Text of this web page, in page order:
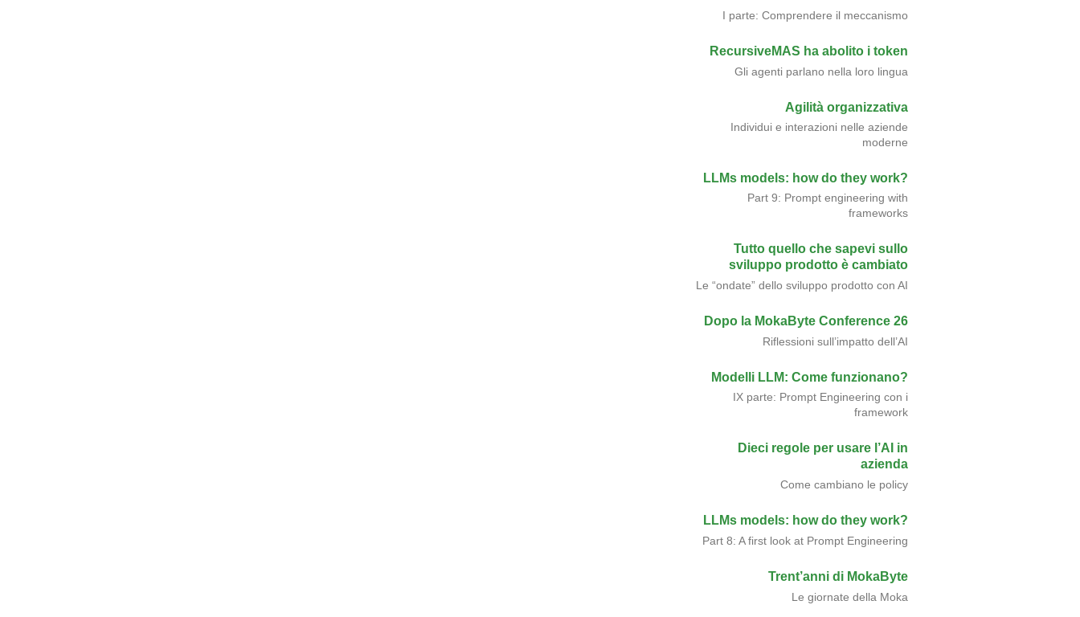
I parte: Comprendere il meccanismo
RecursiveMAS ha abolito i token
Gli agenti parlano nella loro lingua
Agilità organizzativa
Individui e interazioni nelle aziende
moderne
LLMs models: how do they work?
Part 9: Prompt engineering with
frameworks
Tutto quello che sapevi sullo
sviluppo prodotto è cambiato
Le “ondate” dello sviluppo prodotto con AI
Dopo la MokaByte Conference 26
Riflessioni sull’impatto dell’AI
Modelli LLM: Come funzionano?
IX parte: Prompt Engineering con i
framework
Dieci regole per usare l’AI in
azienda
Come cambiano le policy
LLMs models: how do they work?
Part 8: A first look at Prompt Engineering
Trent’anni di MokaByte
Le giornate della Moka